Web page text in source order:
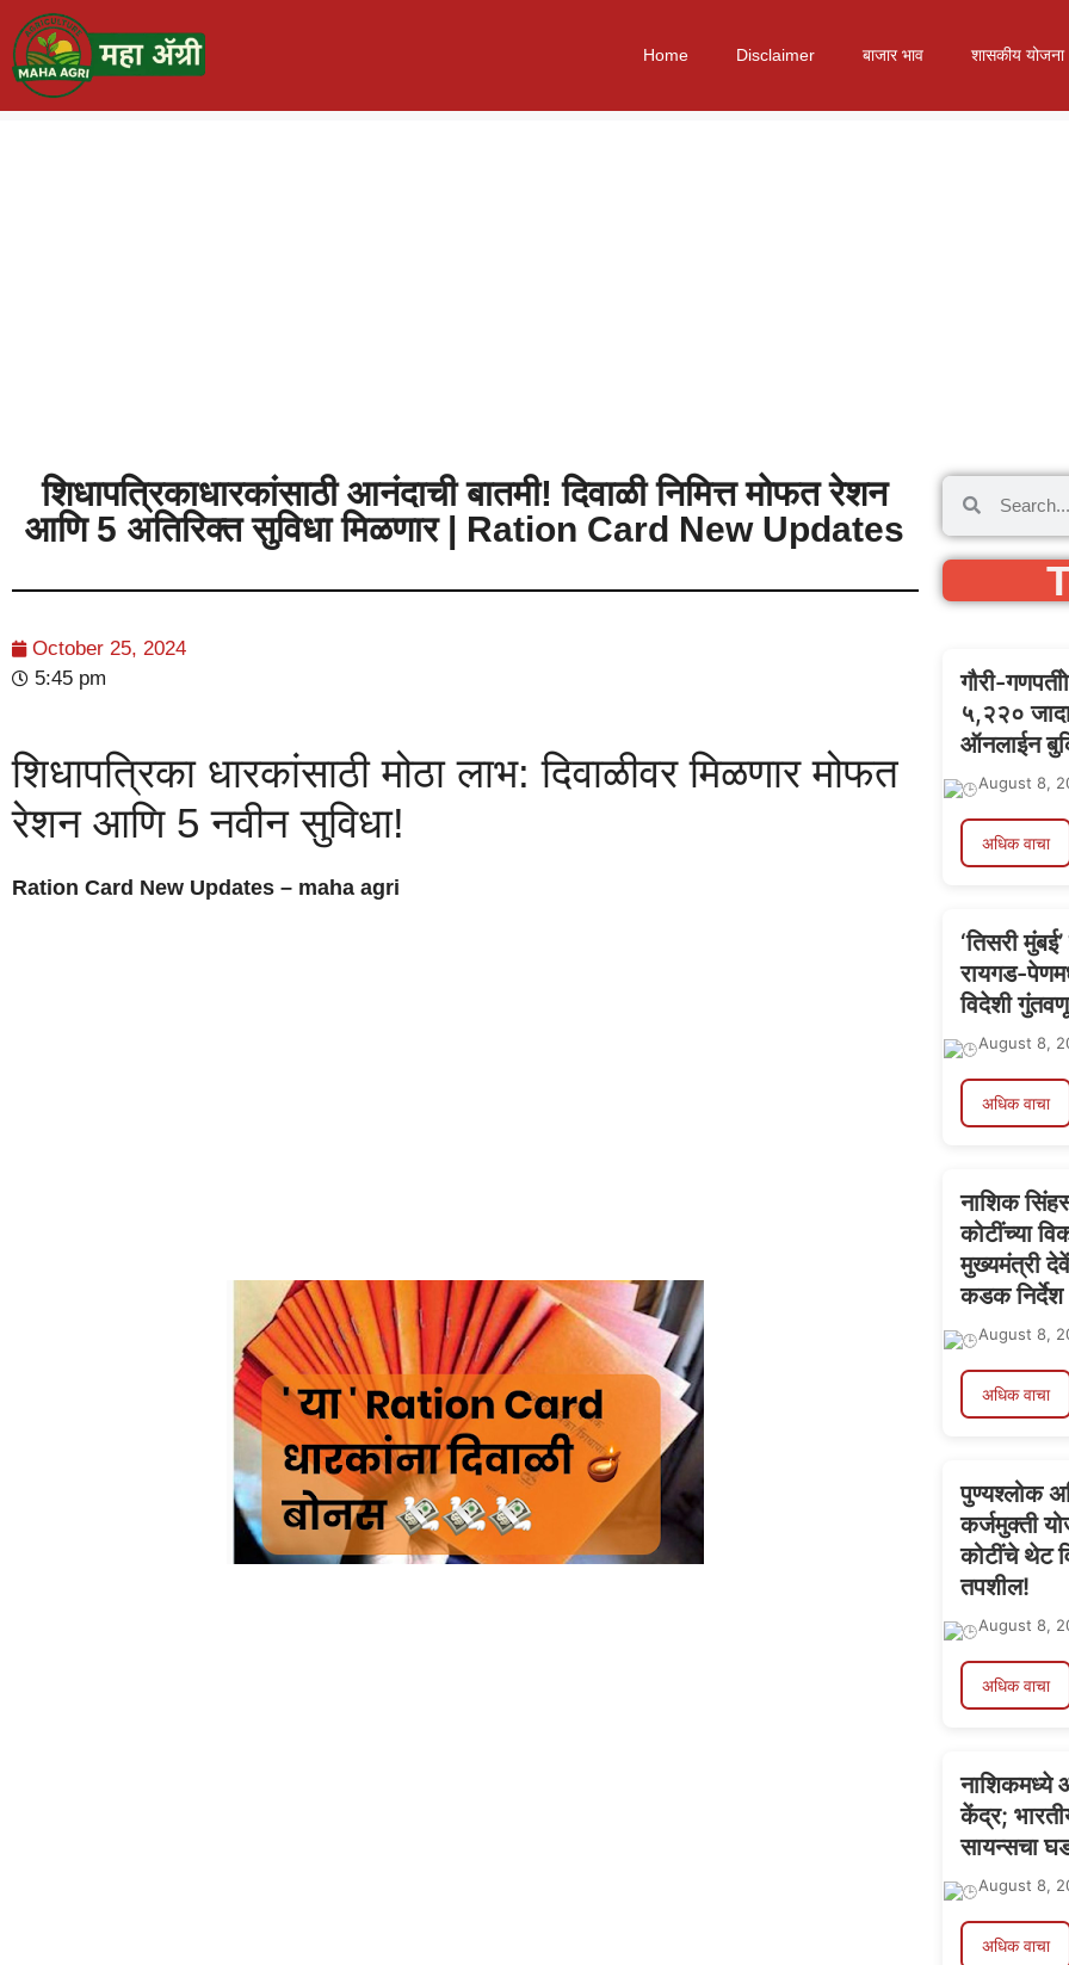
Home Disclaimer बाजार भाव शासकीय योजना
शिधापत्रिकाधारकांसाठी आनंदाची बातमी! दिवाळी निमित्त मोफत रेशन
आणि 5 अतिरिक्त सुविधा मिळणार | Ration Card New Updates
October 25, 2024
5:45 pm
शिधापत्रिका धारकांसाठी मोठा लाभ: दिवाळीवर मिळणार मोफत
रेशन आणि 5 नवीन सुविधा!
Ration Card New Updates – maha agri
गौरी-
५,२२०
ऑनलाईन
August 8,
अधिक वाचा
‘तिसरी
रायगड-
विदेशी
August 8,
अधिक वाचा
नाशिक
कोटींच्या
मुख्यमंत्री
कडक निर्देश
August 8,
अधिक वाचा
पुण्यश्लोक
कर्जमुक्ती
कोटींचे थेट
तपशील!
August 8,
अधिक वाचा
नाशिकमध्ये
केंद्र;
सायन्सचा
August 8,
अधिक वाचा